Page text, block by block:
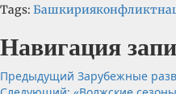
Tags: Башкирияконфликт
Навигация
Предыдущий Зарубежные